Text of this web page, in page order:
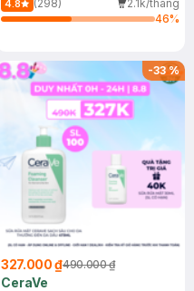
4.8 (298)
2.1k/tháng
46%
-33%
327.000 ₫490.000 ₫
CeraVe